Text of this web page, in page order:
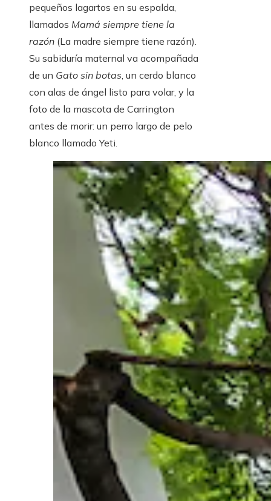
pequeños lagartos en su espalda,
llamados Mamá siempre tiene la
razón (La madre siempre tiene razón).
Su sabiduría maternal va acompañada
de un Gato sin botas , un cerdo blanco
con alas de ángel listo para volar, y la
foto de la mascota de Carrington
antes de morir: un perro largo de pelo
blanco llamado Yeti.